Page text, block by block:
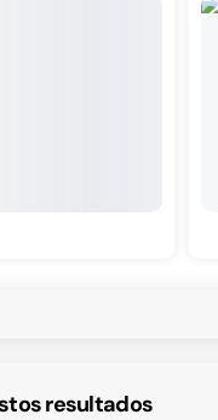
resultados